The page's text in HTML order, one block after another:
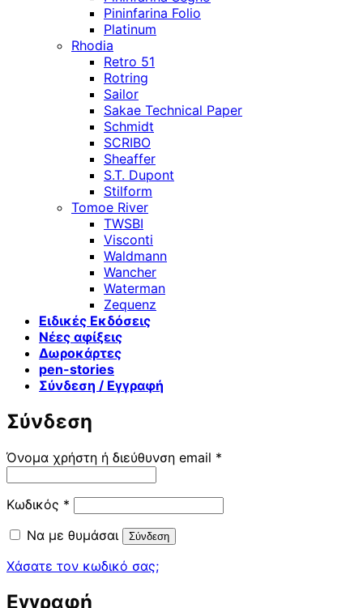
Pininfarina Folio
Platinum
Rhodia
Retro 51
Rotring
Sailor
Sakae Technical Paper
Schmidt
SCRIBO
Sheaffer
S.T. Dupont
Stilform
Tomoe River
TWSBI
Visconti
Waldmann
Wancher
Waterman
Zequenz
Ειδικές Εκδόσεις
Νέες αφίξεις
Δωροκάρτες
pen-stories
Σύνδεση / Εγγραφή
Σύνδεση
Όνομα χρήστη ή διεύθυνση email *
Κωδικός *
Να με θυμάσαι
Σύνδεση
Χάσατε τον κωδικό σας;
Εγγραφή